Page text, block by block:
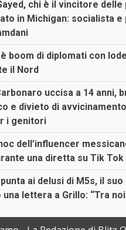
chi è il vincitore
in Michigan: socialista e
boom di diplomati con
il Nord
uccisa a 14 anni,
e divieto di
i genitori
dell’influencer
una diretta su Tik Tok
ai delusi di M5s, il
una lettera a Grillo: “Tra